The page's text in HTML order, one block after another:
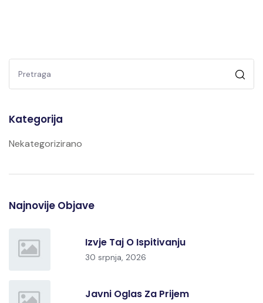
Kategorija
Nekategorizirano
Najnovije Objave
Izvje Taj O Ispitivanju
30 srpnja, 2026
Javni Oglas Za Prijem